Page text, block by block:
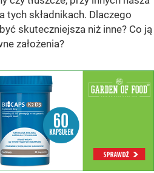
tych składnikach. Dlaczego
skuteczniejsza niż inne? Co ją
założenia?